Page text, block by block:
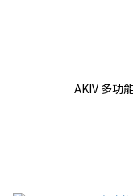
AKIV 多功